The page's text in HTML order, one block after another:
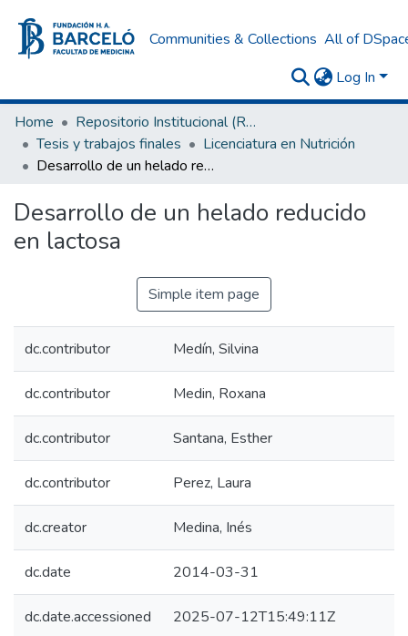
Communities & Collections All of
Log In
Home
Repositorio Institucional (RI) del Instituto Universitario de Ciencias de la Salud Fundación H. A. Barceló
Tesis y trabajos finales
Licenciatura en Nutrición
Desarrollo de un helado reducido en lactosa
Desarrollo de un helado reducido
en lactosa
Simple item page
dc.contributor Medín, Silvina
dc.contributor Medin, Roxana
dc.contributor Santana, Esther
dc.contributor Perez, Laura
dc.creator Medina, Inés
dc.date 2014-03-31
dc.date.accessioned 2025-07-12T15:49:11Z